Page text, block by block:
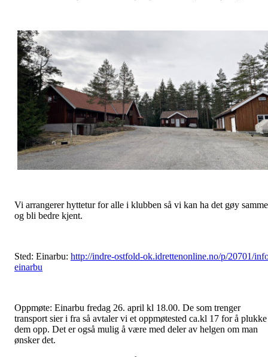
Vi arrangerer hyttetur for alle i klubben så vi kan ha det gøy
og bli bedre kjent.
Sted: Einarbu: http://indre-ostfold-ok.idrettenonline.no/p/20701/
einarbu
Oppmøte: Einarbu fredag 26. april kl 18.00. De som trenger
transport sier i fra så avtaler vi et oppmøtested ca.kl 17 for å plukke
dem opp. Det er også mulig å være med deler av helgen om man
ønsker det.